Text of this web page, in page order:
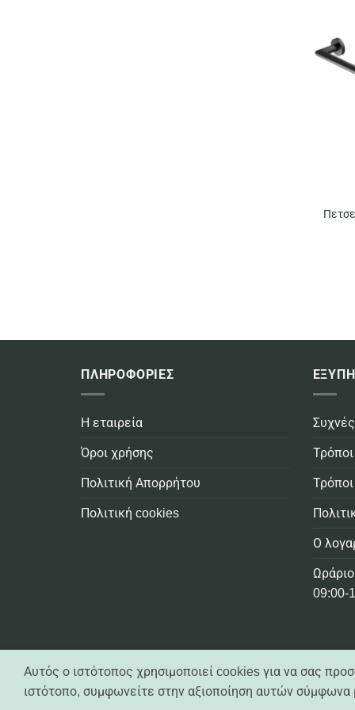
ΠΛΗΡΟΦΟΡΙΕΣ
Η εταιρεία
Όροι χρήσης
Πολιτική Απορρήτου
Πολιτική cookies
Ο
09:00-
Casa Practika © 2021 -2026 - All Rights Reserved
Created byExelixisnet
Αυτός ο ιστότοπος χρησιμοποιεί cookies για να σας
ιστότοπο, συμφωνείτε στην αξιοποίηση αυτών σύμφωνα